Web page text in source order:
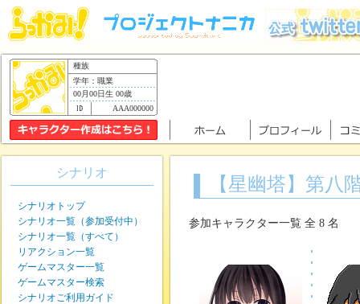
種族
学年：職業
00月00日生 00歳
AAA000000
【星幽塔】第
参加キャラクター一覧 全 8 名
シナリオ
シナリオトップ
シナリオ一覧（参加受付中）
シナリオ一覧（すべて）
リアクション一覧
ゲームマスター一覧
ゲームマスター検索
シナリオご利用ガイド